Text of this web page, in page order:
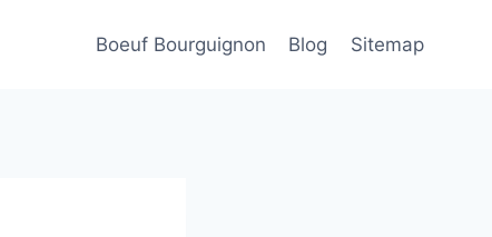
Boeuf Bourguignon Blog Sitemap